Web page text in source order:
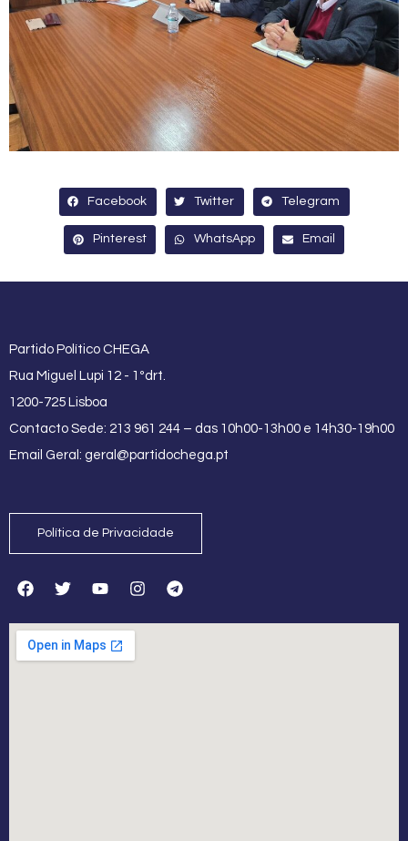
Facebook Twitter Telegram
Pinterest WhatsApp Email
Partido Político CHEGA
Rua Miguel Lupi 12 - 1ºdrt.
1200-725 Lisboa
Contacto Sede: 213 961 244 – das 10h00-13h00 e 14h30-19h00
Email Geral: geral@partidochega.pt
Política de Privacidade